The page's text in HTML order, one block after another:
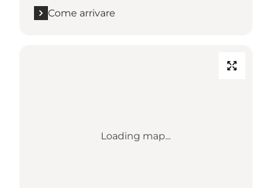
Come arrivare
Loading map...